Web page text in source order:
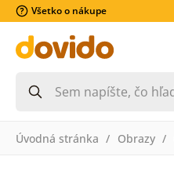
Všetko o nákupe
Úvodná stránka Obrazy